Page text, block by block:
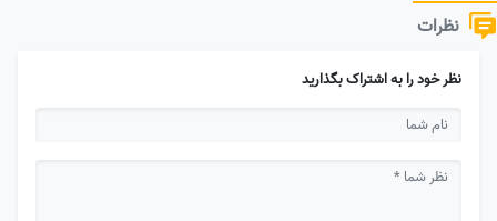
نظرات
نظر خود را به اشتراک بگذارید